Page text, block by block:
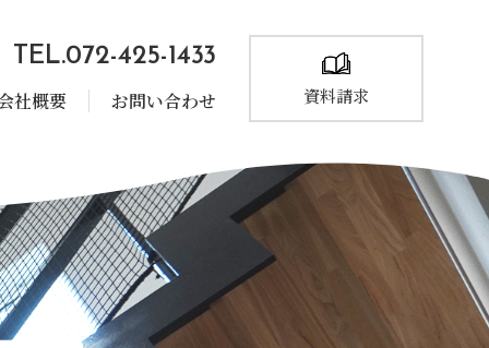
TEL.072-425-1433
社概要 お問い合わせ 資料請求